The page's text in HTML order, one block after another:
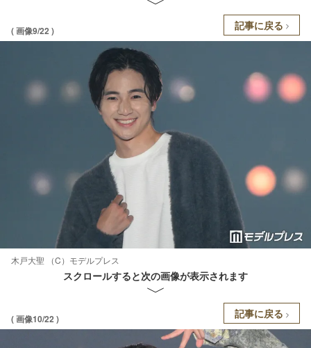
( 画像9/22 ) 記事に戻る
木戸大聖 （C）モデルプレス
スクロールすると次の画像が表示されます
( 画像10/22 ) 記事に戻る